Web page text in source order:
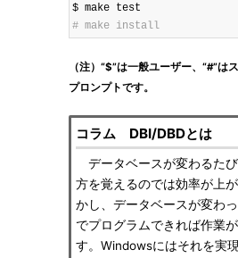
# make install
（注）“$”は一般ユーザー、“#”は
プロンプトです。
コラム DBI/DBDとは
データベースが変わるた
方を覚えるのでは効率が上
かし、データベースが変わ
でプログラムできれば作業
す。Windowsにはそれを実